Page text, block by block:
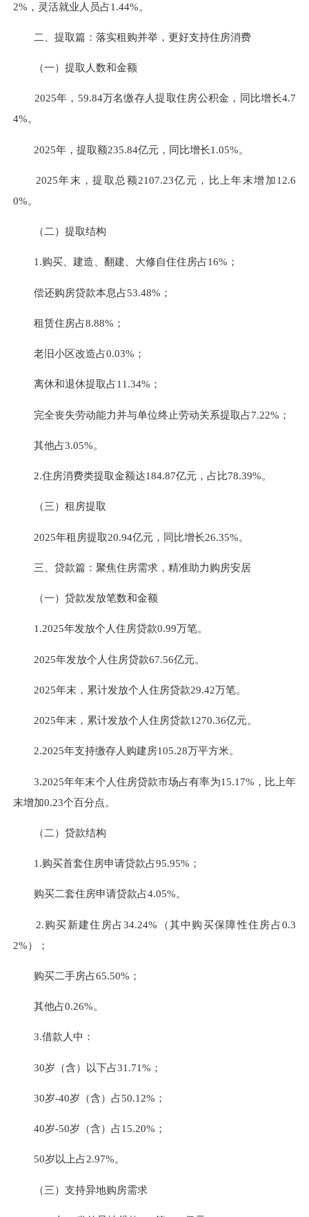
2%，灵活就业人员占1.44%。
二、 提取篇：落实租购并举，更好支持住房消费
（一）提取人数和金额
2025年，59.84万名缴存人提取住房公积金，同比增长4.7
4%。
2025年，提取额235.84亿元，同比增长1.05%。
2025年末，提取总额2107.23亿元，比上年末增加12.6
0%。
（二）提取结构
1.购买、建造、翻建、大修自住住房占16%；
偿还购房贷款本息占53.48%；
租赁住房占8.88%；
老旧小区改造占0.03%；
离休和退休提取占11.34%；
完全丧失劳动能力并与单位终止劳动关系提取占7.22%；
其他占3.05%。
2.住房消费类提取金额达184.87亿元，占比78.39%。
（三）租房提取
2025年租房提取20.94亿元，同比增长26.35%。
三、贷款篇：聚焦住房需求，精准助力购房安居
（一）贷款发放笔数和金额
1.2025年发放个人住房贷款0.99万笔。
2025年发放个人住房贷款67.56亿元。
2025年末，累计发放个人住房贷款29.42万笔。
2025年末，累计发放个人住房贷款1270.36亿元。
2.2025年支持缴存人购建房105.28万平方米。
3.2025年年末个人住房贷款市场占有率为15.17%，比上年
末增加0.23个百分点。
（二）贷款结构
1.购买首套住房申请贷款占95.95%；
购买二套住房申请贷款占4.05%。
2.购买新建住房占34.24%（其中购买保障性住房占0.3
2%）；
购买二手房占65.50%；
其他占0.26%。
3.借款人中：
30岁（含）以下占31.71%；
30岁-40岁（含）占50.12%；
40岁-50岁（含）占15.20%；
50岁以上占2.97%。
（三）支持异地购房需求